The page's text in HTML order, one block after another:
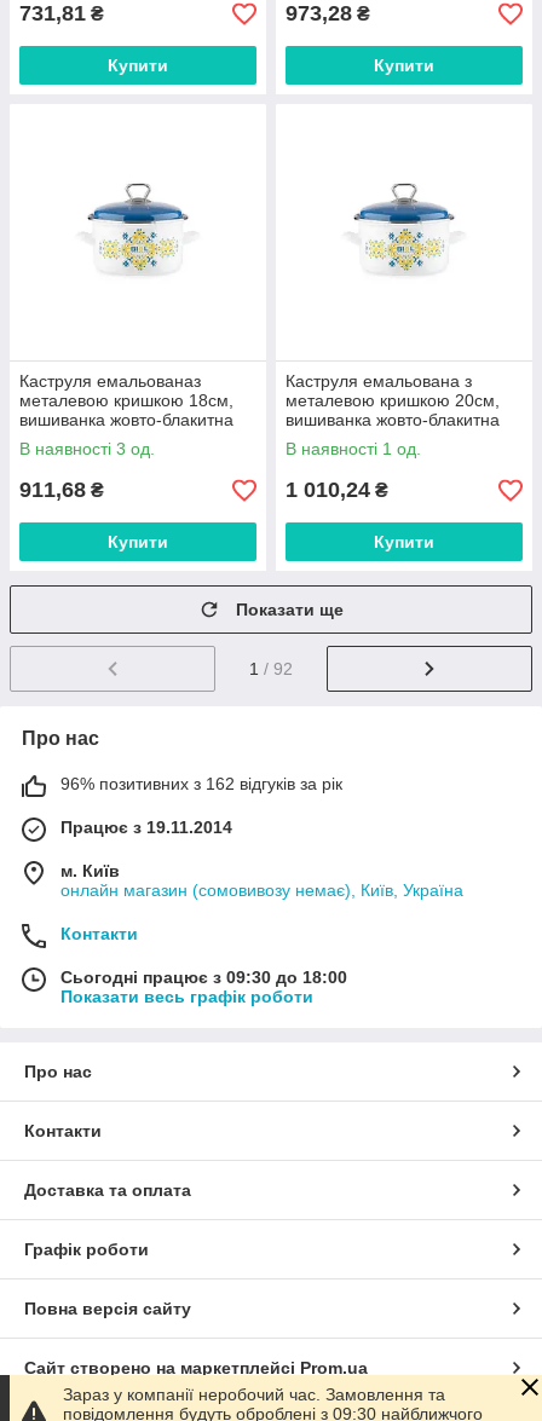
731,81 ₴
Купити
973,28 ₴
Купити
Каструля емальованаз
металевою кришкою 18см,
вишиванка жовто-блакитна
2,2л ТМ BIOL FG FG
В наявності 3 од.
911,68 ₴
Купити
Каструля емальована з
металевою кришкою 20см,
вишиванка жовто-блакитна
3,1л ТМ BIOL FG FG
В наявності 1 од.
1 010,24 ₴
Купити
Показати ще
1 / 92
Про нас
96% позитивних з 162 відгуків за рік
Працює з 19.11.2014
м. Київ
онлайн магазин (сомовивозу немає), Київ, Україна
Контакти
Сьогодні працює з 09:30 до 18:00
Показати весь графік роботи
Про нас
Контакти
Доставка та оплата
Графік роботи
Повна версія сайту
Сайт створено на маркетплейсі Prom.ua
Зараз у компанії неробочий час. Замовлення та
повідомлення будуть оброблені з 09:30 найближчого